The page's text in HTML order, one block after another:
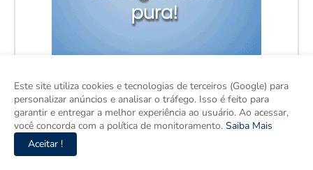
Este site utiliza cookies e tecnologias de terceiros (Google) para
personalizar anúncios e analisar o tráfego. Isso é feito para
garantir e entregar a melhor experiência ao usuário. Ao acessar,
você concorda com a política de monitoramento. Saiba Mais
Aceitar !